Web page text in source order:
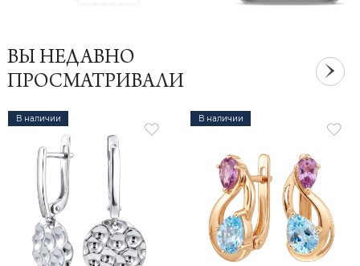
ВЫ НЕДАВНО
ПРОСМАТРИВАЛИ
В наличии В наличии